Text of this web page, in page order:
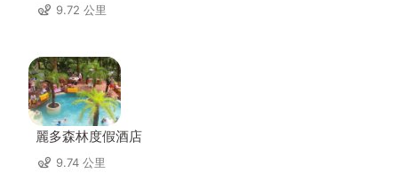
9.72 公里
麗多森林度假酒店
9.74 公里